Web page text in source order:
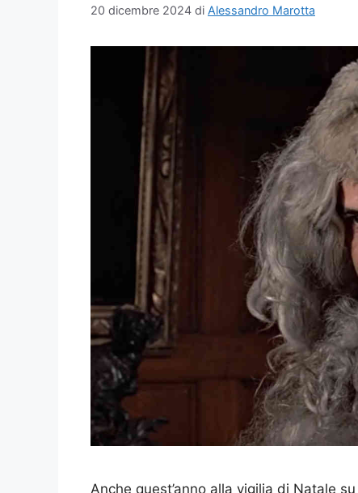
20 dicembre 2024 di Alessandro Marotta
Anche quest’anno alla vigilia di Natale